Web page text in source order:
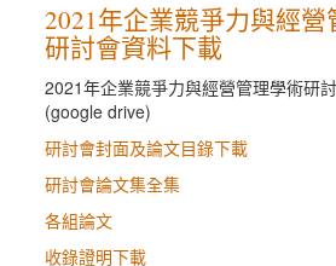
2021年企業競爭力與經營
研討會資料下載
2021年企業競爭力與經營管理學術研
(google drive)
研討會封面及論文目錄下載
研討會論文集全集
各組論文
收錄證明下載